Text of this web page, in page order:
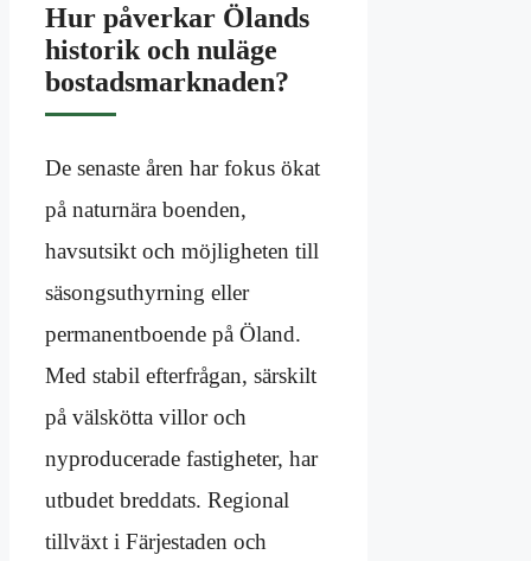
Hur påverkar Ölands
historik och nuläge
bostadsmarknaden?
De senaste åren har fokus ökat
på naturnära boenden,
havsutsikt och möjligheten till
säsongsuthyrning eller
permanentboende på Öland.
Med stabil efterfrågan, särskilt
på välskötta villor och
nyproducerade fastigheter, har
utbudet breddats. Regional
tillväxt i Färjestaden och